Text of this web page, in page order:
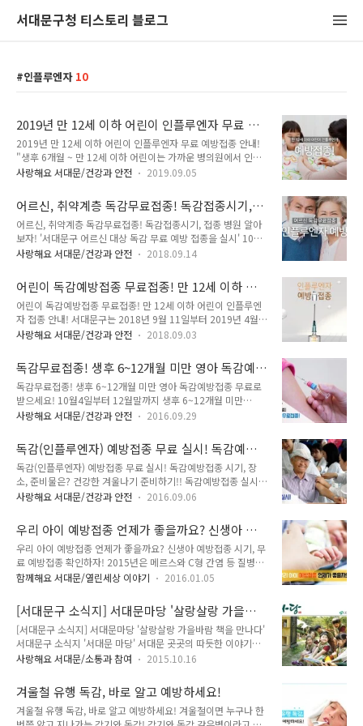
서대문구청 티스토리 블로그
인플루엔자 10
2019년 만 12세 이하 어린이 인플루엔자 무료 예
방접종 안내!
2019년 만 12세 이하 어린이 인플루엔자 무료 예방접종 안내!
"생후 6개월 ~ 만 12세 이하 어린이는 가까운 병의원에서 인플
루엔자 무료접종 받으세요" 9월 17일부터 생후 6개월 ~ 만 12
접종을 시행합니다. 어린이 인플루엔자 무료접종 ○ 접종 대상
자 : 생후 6개월 ~ 만 12세 이하 어린이(2007.01.01 ~ 2019.
08. 31. 출생아) ○ 접종 기간 : 2019. 9. 17. ~ 2020. 4. 30. ○
접종 병원 : 주소지에 관계 없이 전국 지정의료기관에서 무료접
종 ※ 무료접종 지정의료기관은 보건소 문의 및 예방접종도우미
330-1824 ..
사랑해요 서대문/건강과 안전 2019.09.05
어르신, 취약계층 독감무료접종! 독감접종시기,
접종 병원 알아보자!
어르신, 취약계층 독감무료접종! 독감접종시기, 접종 병원 알아
보자! '서대문구 어르신 대상 독감 무료 예방 접종을 실시' 10월
2일부터 11월 15일까지 관내 의료기관 120곳에서 만 65세 이
인플루엔자(독감) 예방접종을 실시합니다. 접종기간 ● 만 65세
이상 노인 : 2018. 10. 2. ~ 11. 15. - 만 75세 이상 : 2018. 10.
2. ~ 11. 15. - 만 65세 이상~74세 이하 : 2018. 10. 11. ~ 11.
15. ● 취약계층 : 2018. 10. 11. ~ 11. 15. ● 문 의 : 서대문구
보건소 ☎ 02-330-1824, 8915, 1829 접종대상 및 장소 준비
사랑해요 서대문/건강과 안전 2018.09.14
어린이 독감예방접종 무료접종! 만 12세 이하 어
린이 인플루엔자 접종 안내!
어린이 독감예방접종 무료접종! 만 12세 이하 어린이 인플루엔
자 접종 안내! 서대문구는 2018년 9월 11일부터 2019년 4월
30일까지 생후 6개월 ~ 만 12세 이하 어린이(2006.1.1. ~
예방 접종을 시행합니다. 작년까지는 59개월 미만 어린이까지
무료 접종을 하였고, 올해부터 만 12세 이하 어린이에 대해 무료
접종을 시행합니다. 어린이 인플루엔자 무료접종 안내 ● 접종
기간 : 2018년 9월 11일 ~ 2019년 4월 30일 ● 접종장소 : 주
소지에 관계없이 전국 지정의료기관을 통해 접종 ● 문 의 : 서대
을 받는 8세 이하의 어린이의 경우는 4주 간..
사랑해요 서대문/건강과 안전 2018.09.03
독감무료접종! 생후 6~12개월 미만 영아 독감예
방접종 무료로 받으세요!
독감무료접종! 생후 6~12개월 미만 영아 독감예방접종 무료로
받으세요! 10월4일부터 12월말까지 생후 6~12개월 미만
(2015. 10. 1.~ 2016. 6. 30. 출생) 영아를 대상으로 인플루엔
이어 영아를 대상으로도 가능해졌는데요. 10월4일부터 국가에
서 지원을 하게 됩답니다! 좋은 소식이죠 ^^ 올해는 한정된 백신
물량 사정으로 12개월 미만 영아를 우선 지원하게 되었다고 하
네요. 내년 하반기부터는 생후 6~59개월 어린이 전체에 대해 무
료접종이 이뤄질 예정이라고 합니다! :: 생후 6~12개월 미만 영
방법 : 주소지에 관계없이 전국 지정의료기관을 통해 무료접종
※..
사랑해요 서대문/건강과 안전 2016.09.29
독감(인플루엔자) 예방접종 무료 실시! 독감예방
접종 시기, 장소, 준비물은?
독감(인플루엔자) 예방접종 무료 실시! 독감예방접종 시기, 장
소, 준비물은? 건강한 겨울나기 준비하기!! 독감예방접종 실시해
주세요~ ^^ 10월 4일부터 11월 15일까지 관내 의료기관 120
을 대상으로 무료 인플루엔자(독감) 예방접종을 실시합니다!
tong지기와 함께 자세히 알아봐요~ 인플루엔자(독감) 예방접종
● 접종대상 : 만65세 이상 어르신(1951년 12월 31일 이전 출
생자) 대상 장소 노인 만65세 이상 (1951. 12. 31. 이전 출생자)
지정 의료기관 (주소지와 관계없이 전국 지정 의료기관에서 무
구보건소 장애 1~2등급(만9세 이상) 국가유공자(본인) 한..
사랑해요 서대문/건강과 안전 2016.09.06
우리 아이 예방접종 언제가 좋을까요? 신생아 예
방접종 시기, 무료 예방접종 확인하자!
우리 아이 예방접종 언제가 좋을까요? 신생아 예방접종 시기, 무
료 예방접종 확인하자! 2015년은 메르스와 C형 간염 등 질병이
많이 발생한 한 해 였는데요. 우리 아이들의 건강관리와 질병 예
개해드릴 내용은 아이들의 예방접종 시기입니다. 예방접종의 종
류도 다양하고 무엇을 언제 맞힐지 고민이셨죠~ TONG지기와
함께 자세히 알아봐요 ^^ 예방접종 시기 정기예방접종명 표준접
종시기 기초접종 추가접종 결핵(BCG-피내용) 생후 1개월 이내
B형 간염 생후0개월, 1개월, 6개월 디프테리아 / 파상풍 / 백일
리오 생후 2, 4, 6개월 홍역 / 유행성이하선염 / 풍진 생후 1..
함께해요 서대문/열린세상 이야기 2016.01.05
[서대문구 소식지] 서대문마당 '살랑살랑 가을바
람 책을 만나다'
[서대문구 소식지] 서대문마당 '살랑살랑 가을바람 책을 만나다'
서대문구 소식지 '서대문 마당' 서대문 곳곳의 따듯한 이야기를
만날 수 있어요! 10월 가을바람을 느낄 수 있는 서대문의 소식을
집' 4면 '공감소통' 5면 '희망나눔' 6면 '구정소식' 7면 '건강지킴
이' 8면 '문화나들이' 9면 '배움나들이' 11면 '시정소식' 12면
"일자리,교육" 서대문마당은 서대문구 홈페이지
사랑해요 서대문/소통과 참여 2015.10.16
겨울철 유행 독감, 바로 알고 예방하세요!
겨울철 유행 독감, 바로 알고 예방하세요! 겨울철이면 누구나 한